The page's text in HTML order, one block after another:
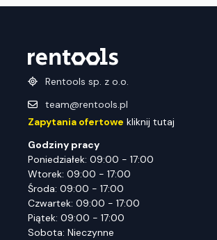
Rentools sp. z o.o.
team@rentools.pl
Zapytania ofertowe kliknij tutaj
Godziny pracy
Poniedziałek: 09:00 - 17:00
Wtorek: 09:00 - 17:00
Środa: 09:00 - 17:00
Czwartek: 09:00 - 17:00
Piątek: 09:00 - 17:00
Sobota: Nieczynne